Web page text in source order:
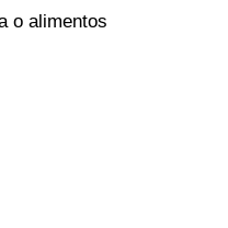
o alimentos